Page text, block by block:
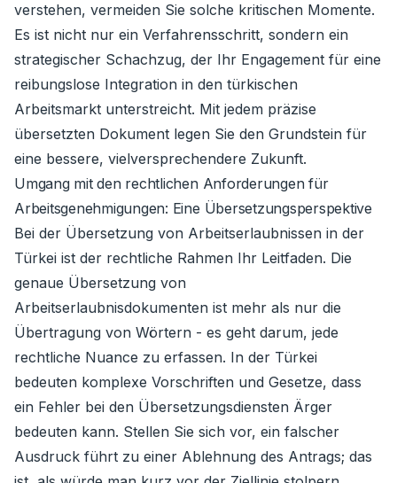
verstehen, vermeiden Sie solche kritischen Momente.
Es ist nicht nur ein Verfahrensschritt, sondern ein
strategischer Schachzug, der Ihr Engagement für eine
reibungslose Integration in den türkischen
Arbeitsmarkt unterstreicht. Mit jedem präzise
übersetzten Dokument legen Sie den Grundstein für
eine bessere, vielversprechendere Zukunft.
Umgang mit den rechtlichen Anforderungen für
Arbeitsgenehmigungen: Eine Übersetzungsperspektive
Bei der Übersetzung von Arbeitserlaubnissen in der
Türkei ist der rechtliche Rahmen Ihr Leitfaden. Die
genaue Übersetzung von
Arbeitserlaubnisdokumenten ist mehr als nur die
Übertragung von Wörtern - es geht darum, jede
rechtliche Nuance zu erfassen. In der Türkei
bedeuten komplexe Vorschriften und Gesetze, dass
ein Fehler bei den Übersetzungsdiensten Ärger
bedeuten kann. Stellen Sie sich vor, ein falscher
Ausdruck führt zu einer Ablehnung des Antrags; das